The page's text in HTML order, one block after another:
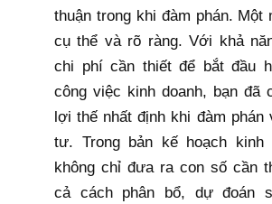
thuận trong khi đàm phán. Một
cụ thể và rõ ràng. Với khả
chi phí cần thiết để bắt đầu
công việc kinh doanh, bạn đã
lợi thế nhất định khi đàm phán
tư. Trong bản kế hoạch kinh
không chỉ đưa ra con số cần
cả cách phân bổ, dự đoán